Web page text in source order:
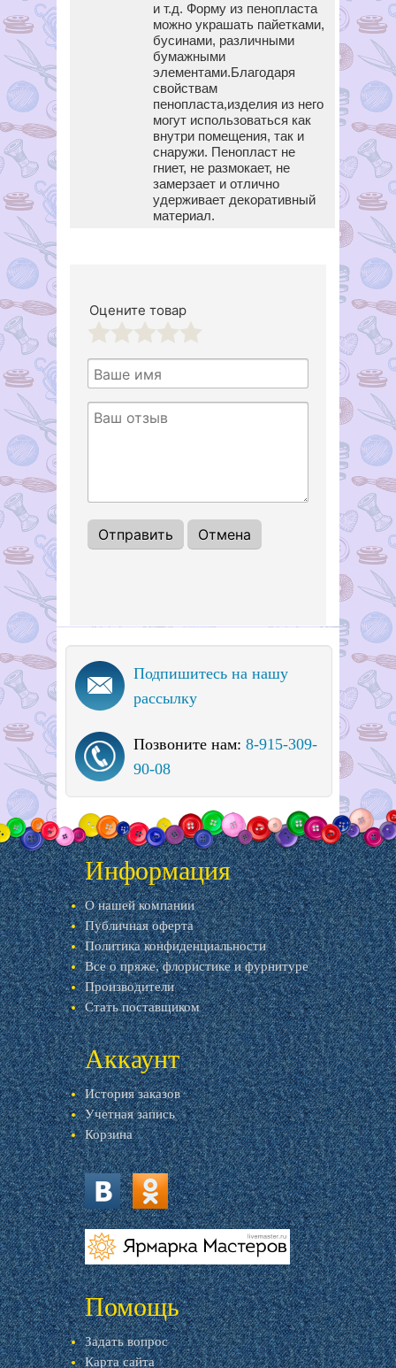
и т.д. Форму из пенопласта
можно украшать пайетками,
бусинами, различными
бумажными
элементами.Благодаря
свойствам
пенопласта,изделия из него
могут использоваться как
внутри помещения, так и
снаружи. Пенопласт не
гниет, не размокает, не
замерзает и отлично
удерживает декоративный
материал.
Оцените товар
Подпишитесь на нашу
рассылку
Позвоните нам: 8-915-309-
90-08
Информация
О нашей компании
Публичная оферта
Политика конфиденциальности
Все о пряже, флористике и фурнитуре
Производители
Стать поставщиком
Аккаунт
История заказов
Учетная запись
Корзина
vk.com ok.ru
livemaster.ru
Помощь
Задать вопрос
Карта сайта